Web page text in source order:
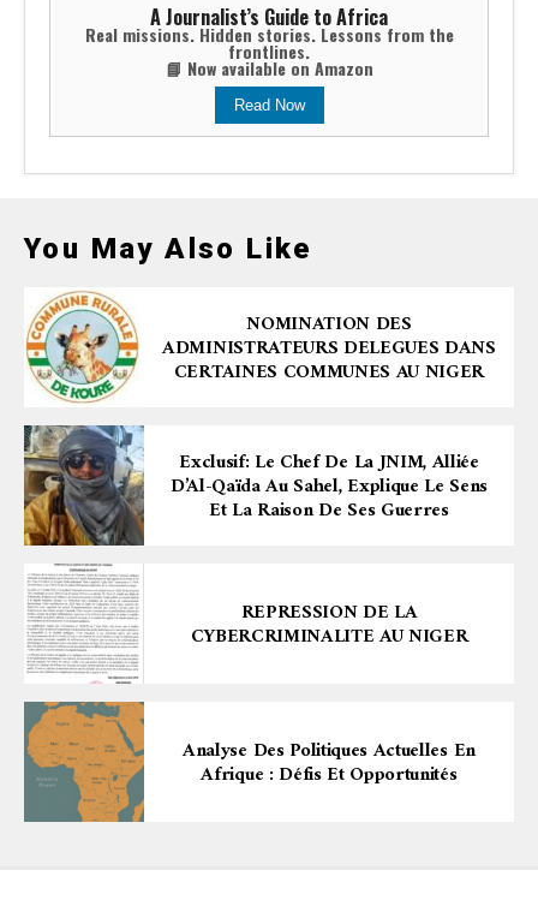
A Journalist’s Guide to Africa
Real missions. Hidden stories. Lessons from the
frontlines.
📘 Now available on Amazon
Read Now
You May Also Like
NOMINATION DES
ADMINISTRATEURS DELEGUES DANS
CERTAINES COMMUNES AU NIGER
Exclusif: Le Chef De La JNIM, Alliée
D’Al-Qaïda Au Sahel, Explique Le Sens
Et La Raison De Ses Guerres
REPRESSION DE LA
CYBERCRIMINALITE AU NIGER
Analyse Des Politiques Actuelles En
Afrique : Défis Et Opportunités